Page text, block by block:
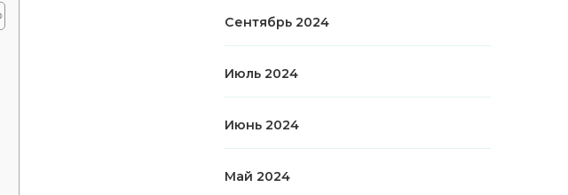
Сентябрь 2024
Июль 2024
Июнь 2024
Май 2024